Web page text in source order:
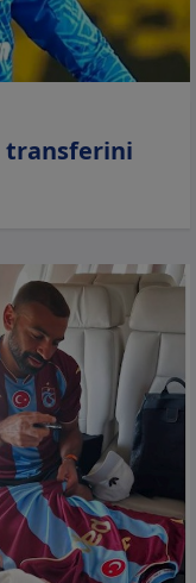
transferini